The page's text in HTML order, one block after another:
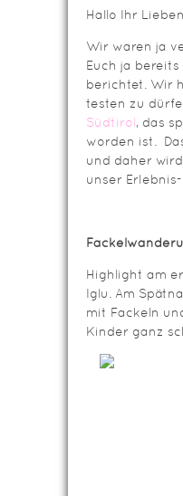
Hallo Ihr Lieben
Wir waren ja
Euch ja
berichtet. Wir
testen zu
Südtirol, das
worden ist.
und daher
unser
Highlight am
Iglu. Am
mit Fackeln
Kinder ganz